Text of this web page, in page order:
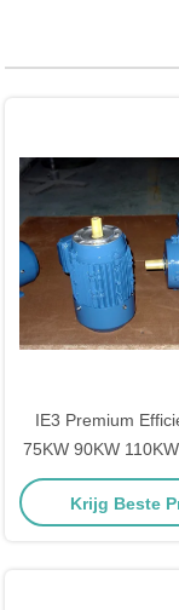
IE3 Premium
75KW 90KW 110KW
Driefasige
Krijg Beste